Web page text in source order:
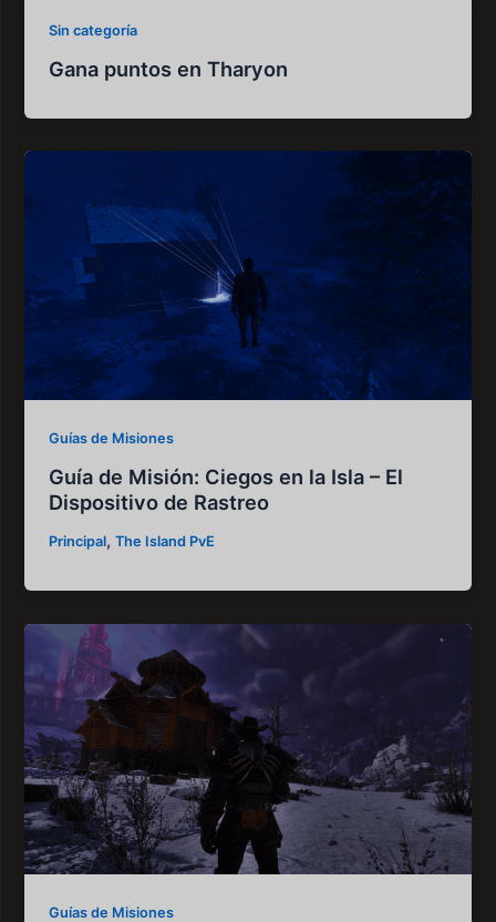
Sin categoría
Gana puntos en Tharyon
Guías de Misiones
Guía de Misión: Ciegos en la Isla – El
Dispositivo de Rastreo
Principal,The Island PvE
Guías de Misiones